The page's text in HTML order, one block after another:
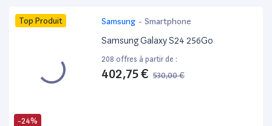
-24%
Top Produit Samsung - Smartphone
Samsung Galaxy S24 256Go
208 offres à partir de :
402,75 € 530,00 €